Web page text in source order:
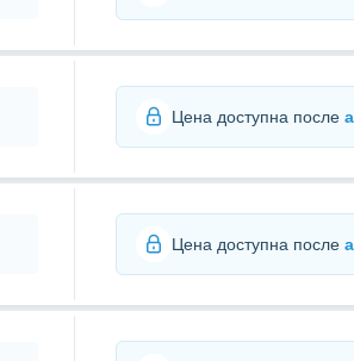
Цена доступна после
Цена доступна после